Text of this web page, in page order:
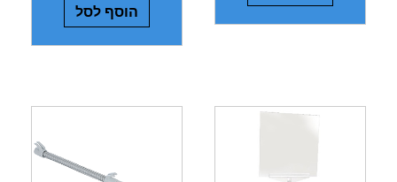
הוסף לסל